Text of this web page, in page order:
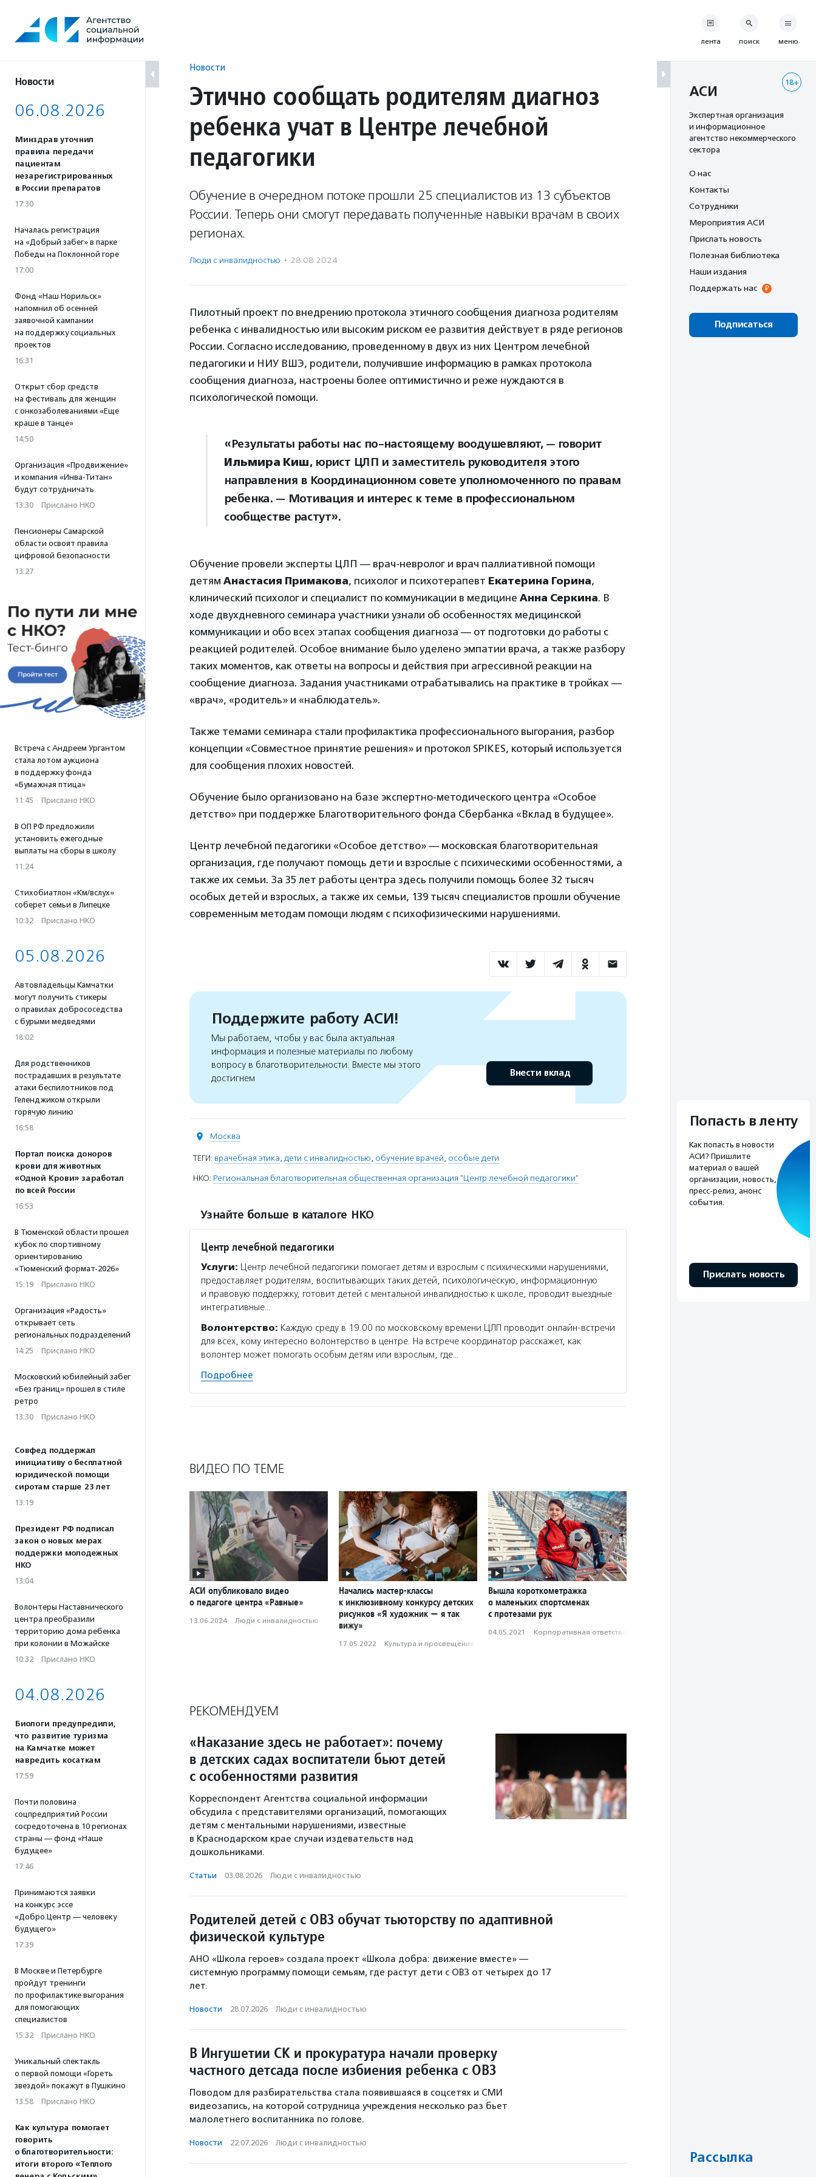
содержанию
Новости
06.08.2026
Минздрав уточнил
правила передачи
пациентам
незарегистрированных
в России препаратов
17:30
Началась регистрация
на «Добрый забег» в парке
Победы на Поклонной горе
17:00
Фонд «Наш Норильск»
напомнил об осенней
заявочной кампании
на поддержку социальных
проектов
16:31
Открыт сбор средств
на фестиваль для женщин
с онкозаболеваниями «Еще
краше в танце»
14:50
Организация «Продвижение»
и компания «Инва-Титан»
будут сотрудничать
13:30 · Прислано НКО
Пенсионеры Самарской
области освоят правила
цифровой безопасности
13:27
Встреча с Андреем Ургантом
стала лотом аукциона
в поддержку фонда
«Бумажная птица»
11:45 · Прислано НКО
В ОП РФ предложили
установить ежегодные
выплаты на сборы в школу
11:24
Стихобиатлон «Км/вслух»
соберет семьи в Липецке
10:32 · Прислано НКО
05.08.2026
Автовладельцы Камчатки
могут получить стикеры
о правилах добрососедства
с бурыми медведями
18:02
Для родственников
пострадавших в результате
атаки беспилотников под
Геленджиком открыли
горячую линию
16:58
Портал поиска доноров
крови для животных
«Одной Крови» заработал
по всей России
16:53
В Тюменской области прошел
кубок по спортивному
ориентированию
«Тюменский формат-2026»
15:19 · Прислано НКО
Организация «Радость»
открывает сеть
региональных подразделений
14:25 · Прислано НКО
Московский юбилейный забег
«Без границ» прошел в стиле
ретро
13:30 · Прислано НКО
Совфед поддержал
инициативу о бесплатной
юридической помощи
сиротам старше 23 лет
13:19
Президент РФ подписал
закон о новых мерах
поддержки молодежных
НКО
13:04
Волонтеры Наставнического
центра преобразили
территорию дома ребенка
при колонии в Можайске
10:32 · Прислано НКО
04.08.2026
Биологи предупредили,
что развитие туризма
на Камчатке может
навредить косаткам
17:59
Почти половина
соцпредприятий России
сосредоточена в 10 регионах
страны — фонд «Наше
будущее»
17:46
Принимаются заявки
на конкурс эссе
«Добро.Центр — человеку
будущего»
17:39
В Москве и Петербурге
пройдут тренинги
по профилактике выгорания
для помогающих
специалистов
15:32 · Прислано НКО
Уникальный спектакль
о первой помощи «Гореть
звездой» покажут в Пушкино
13:58 · Прислано НКО
Как культура помогает
говорить
о благотворительности:
итоги второго «Теплого
Новости
Этично сообщать родителям диагноз
ребенка учат в Центре лечебной
педагогики
Обучение в очередном потоке прошли 25 специалистов из 13 субъектов
России. Теперь они смогут передавать полученные навыки врачам в своих
регионах.
Люди с инвалидностью · 28.08.2024
Пилотный проект по внедрению протокола этичного сообщения диагноза родителям
ребенка с инвалидностью или высоким риском ее развития действует в ряде регионов
России. Согласно исследованию, проведенному в двух из них Центром лечебной
педагогики и НИУ ВШЭ, родители, получившие информацию в рамках протокола
сообщения диагноза, настроены более оптимистично и реже нуждаются в
психологической помощи.
«Результаты работы нас по-настоящему воодушевляют, — говорит
Ильмира Киш, юрист ЦЛП и заместитель руководителя этого
направления в Координационном совете уполномоченного по правам
ребенка. — Мотивация и интерес к теме в профессиональном
сообществе растут».
Обучение провели эксперты ЦЛП — врач-невролог и врач паллиативной помощи
детям Анастасия Примакова, психолог и психотерапевт Екатерина Горина,
клинический психолог и специалист по коммуникации в медицине Анна Серкина. В
ходе двухдневного семинара участники узнали об особенностях медицинской
коммуникации и обо всех этапах сообщения диагноза — от подготовки до работы с
реакцией родителей. Особое внимание было уделено эмпатии врача, а также разбору
таких моментов, как ответы на вопросы и действия при агрессивной реакции на
сообщение диагноза. Задания участниками отрабатывались на практике в тройках —
«врач», «родитель» и «наблюдатель».
Также темами семинара стали профилактика профессионального выгорания, разбор
концепции «Совместное принятие решения» и протокол SPIKES, который используется
для сообщения плохих новостей.
Обучение было организовано на базе экспертно-методического центра «Особое
детство» при поддержке Благотворительного фонда Сбербанка «Вклад в будущее».
Центр лечебной педагогики «Особое детство» — московская благотворительная
организация, где получают помощь дети и взрослые с психическими особенностями, а
также их семьи. За 35 лет работы центра здесь получили помощь более 32 тысяч
особых детей и взрослых, а также их семьи, 139 тысяч специалистов прошли обучение
современным методам помощи людям с психофизическими нарушениями.
Поддержите работу АСИ!
Мы работаем, чтобы у вас была актуальная
информация и полезные материалы по любому
вопросу в благотворительности. Вместе мы этого
достигнем
Внести вклад
Москва
ТЕГИ: врачебная этика, дети с инвалидностью, обучение врачей, особые дети
НКО: Региональная благотворительная общественная организация "Центр лечебной педагогики"
Узнайте больше в каталоге НКО
Центр лечебной педагогики
Услуги: Центр лечебной педагогики помогает детям и взрослым с психическими нарушениями,
предоставляет родителям, воспитывающих таких детей, психологическую, информационную
и правовую поддержку, готовит детей с ментальной инвалидностью к школе, проводит выездные
интегративные…
Волонтерство: Каждую среду в 19.00 по московскому времени ЦЛП проводит онлайн-встречи
для всех, кому интересно волонтерство в центре. На встрече координатор расскажет, как
волонтер может помогать особым детям или взрослым, где…
Подробнее
ВИДЕО ПО ТЕМЕ
АСИ опубликовало видео
о педагоге центра «Равные»
13.06.2024 · Люди с инвалидностью
Начались мастер-классы
к инклюзивному конкурсу детских
рисунков «Я художник — я так
вижу»
17.05.2022 · Культура и просвещение
Вышла короткометражка
о маленьких спортсменах
с протезами рук
04.05.2021 · Корпоративная ответственность
РЕКОМЕНДУЕМ
«Наказание здесь не работает»: почему
в детских садах воспитатели бьют детей
с особенностями развития
Корреспондент Агентства социальной информации
обсудила с представителями организаций, помогающих
детям с ментальными нарушениями, известные
в Краснодарском крае случаи издевательств над
дошкольниками.
Статьи · 03.08.2026 · Люди с инвалидностью
Родителей детей с ОВЗ обучат тьюторству по адаптивной
физической культуре
АНО «Школа героев» создала проект «Школа добра: движение вместе» —
системную программу помощи семьям, где растут дети с ОВЗ от четырех до 17
лет.
Новости · 28.07.2026 · Люди с инвалидностью
В Ингушетии СК и прокуратура начали проверку
частного детсада после избиения ребенка с ОВЗ
Поводом для разбирательства стала появившаяся в соцсетях и СМИ
видеозапись, на которой сотрудница учреждения несколько раз бьет
малолетнего воспитанника по голове.
Новости · 22.07.2026 · Люди с инвалидностью
лента поиск меню
18+
АСИ
Экспертная организация
и информационное
агентство некоммерческого
сектора
О нас
Контакты
Сотрудники
Мероприятия АСИ
Прислать новость
Полезная библиотека
Наши издания
Поддержать нас
Подписаться
Попасть в ленту
Как попасть в новости
АСИ? Пришлите
материал о вашей
организации, новость,
пресс-релиз, анонс
события.
Прислать новость
Рассылка